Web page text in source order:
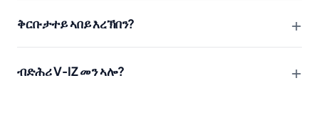
ቅርቡታተይ ኣበይ እረኽበን? +
ብድሕሪ V‑IZ መን ኣሎ? +